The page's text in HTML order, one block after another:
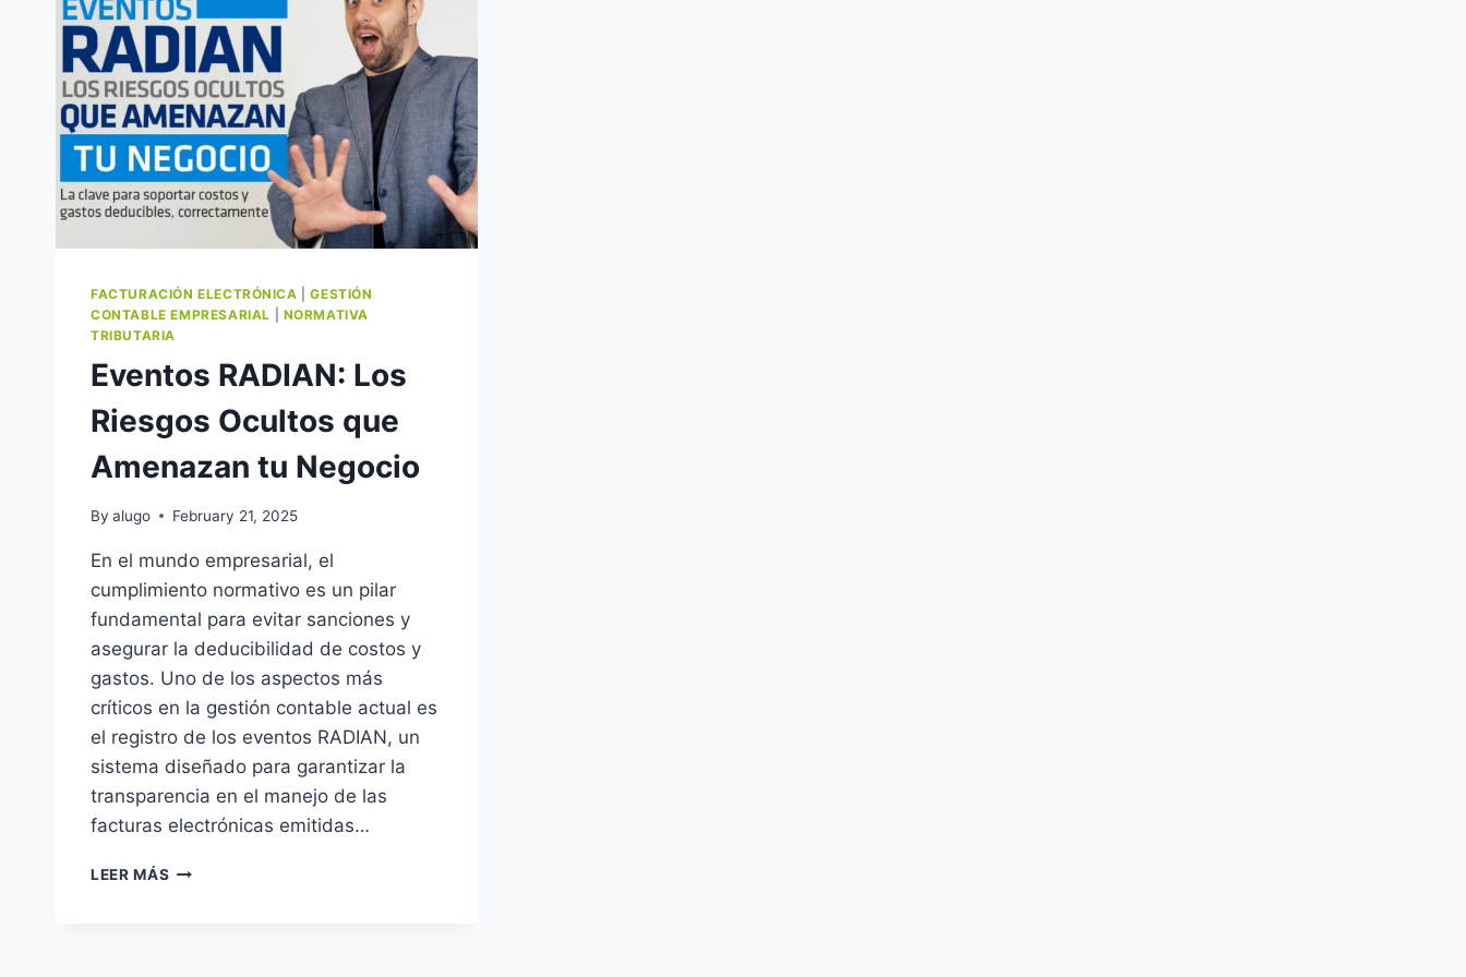
FACTURACIÓN ELECTRÓNICA |GESTIÓN
CONTABLE EMPRESARIAL
NORMATIVA
TRIBUTARIA
Eventos RADIAN: Los
Riesgos Ocultos que
Amenazan tu Negocio
By alugo February 21, 2025
En el mundo empresarial, el
cumplimiento normativo es un pilar
fundamental para evitar sanciones y
asegurar la deducibilidad de costos y
gastos. Uno de los aspectos más
críticos en la gestión contable actual es
el registro de los eventos RADIAN, un
sistema diseñado para garantizar la
transparencia en el manejo de las
facturas electrónicas emitidas…
LEER MÁS EVENTOS